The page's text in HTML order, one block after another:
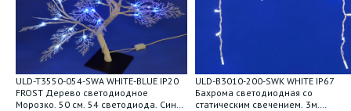
ULD-T3550-054-SWA WHITE-BLUE IP20
FROST Дерево светодиодное
Морозко. 50 см. 54 светодиода. Синий
ULD-B3010-200-SWK WHITE IP67
Бахрома светодиодная со
статическим свечением. 3м.